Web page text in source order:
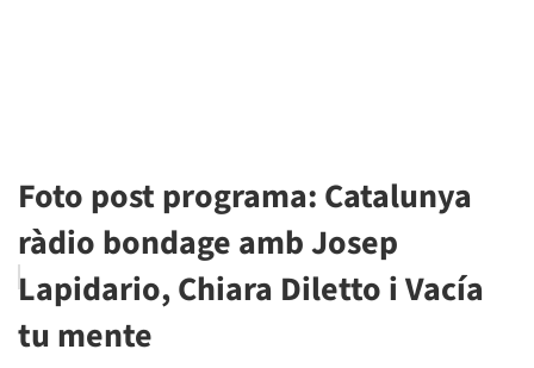
Foto post programa: Catalunya
ràdio bondage amb Josep
Lapidario, Chiara Diletto i Vacía
tu mente